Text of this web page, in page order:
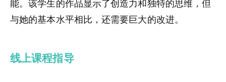
能。该学生的作品显示了创造力和独特的思维，但
与她的基本水平相比，还需要巨大的改进。
线上课程指导